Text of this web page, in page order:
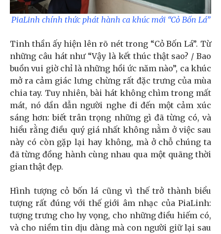
PiaLinh chính thức phát hành ca khúc mới “Cỏ Bốn Lá”
Tinh thần ấy hiện lên rõ nét trong “Cỏ Bốn Lá”. Từ
những câu hát như “Vậy là kết thúc thật sao? / Bao
buồn vui giờ chỉ là những hồi ức năm nào”, ca khúc
mở ra cảm giác lưng chừng rất đặc trưng của mùa
chia tay. Tuy nhiên, bài hát không chìm trong mất
mát, nó dần dẫn người nghe đi đến một cảm xúc
sáng hơn: biết trân trọng những gì đã từng có, và
hiểu rằng điều quý giá nhất không nằm ở việc sau
này có còn gặp lại hay không, mà ở chỗ chúng ta
đã từng đồng hành cùng nhau qua một quãng thời
gian thật đẹp.
Hình tượng cỏ bốn lá cũng vì thế trở thành biểu
tượng rất đúng với thế giới âm nhạc của PiaLinh:
tượng trưng cho hy vọng, cho những điều hiếm có,
và cho niềm tin dịu dàng mà con người giữ lại sau